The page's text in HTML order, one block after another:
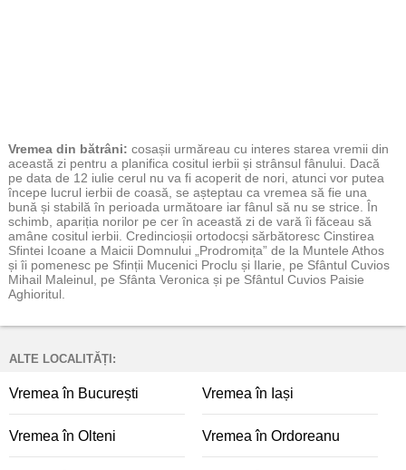
Vremea din bătrâni: cosașii urmăreau cu interes starea vremii din
această zi pentru a planifica cositul ierbii și strânsul fânului. Dacă
pe data de 12 iulie cerul nu va fi acoperit de nori, atunci vor putea
începe lucrul ierbii de coasă, se așteptau ca vremea să fie una
bună și stabilă în perioada următoare iar fânul să nu se strice. În
schimb, apariția norilor pe cer în această zi de vară îi făceau să
amâne cositul ierbii. Credincioșii ortodocși sărbătoresc Cinstirea
Sfintei Icoane a Maicii Domnului „Prodromița” de la Muntele Athos
și îi pomenesc pe Sfinții Mucenici Proclu și Ilarie, pe Sfântul Cuvios
Mihail Maleinul, pe Sfânta Veronica și pe Sfântul Cuvios Paisie
Aghioritul.
ALTE LOCALITĂȚI:
Vremea în București Vremea în Iași
Vremea în Olteni Vremea în Ordoreanu